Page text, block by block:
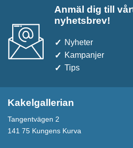
Anmäl dig till
nyhetsbrev!
Nyheter
Kampanjer
Tips
Kakelgallerian
Tangentvägen 2
141 75 Kungens Kurva